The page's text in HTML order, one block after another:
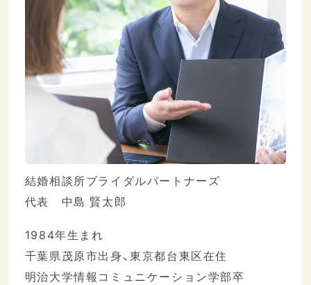
結婚相談所ブライダルパートナーズ
代表 中島 賢太郎
1984年生まれ
千葉県茂原市出身、東京都台東区在住
明治大学情報コミュニケーション学部卒